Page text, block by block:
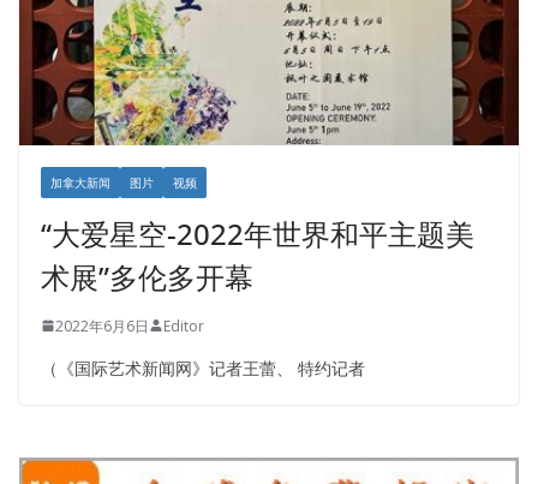
加拿大新闻 图片 视频
“大爱星空-2022年世界和平主题美
术展”多伦多开幕
2022年6月6日 Editor
（《国际艺术新闻网》记者王蕾、 特约记者